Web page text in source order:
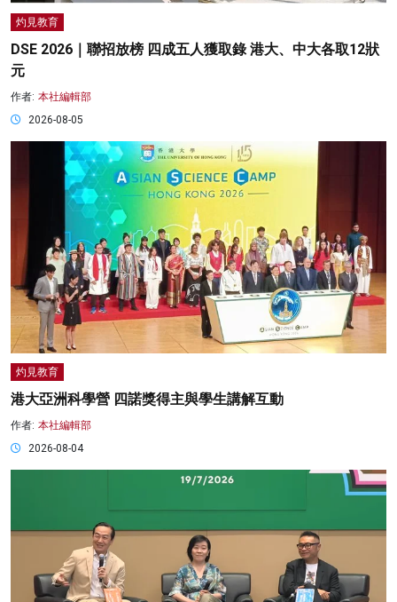
灼見教育
DSE 2026｜聯招放榜 四成五人獲取錄 港大、中大各取12狀
元
作者: 本社編輯部
2026-08-05
灼見教育
港大亞洲科學營 四諾獎得主與學生講解互動
作者: 本社編輯部
2026-08-04